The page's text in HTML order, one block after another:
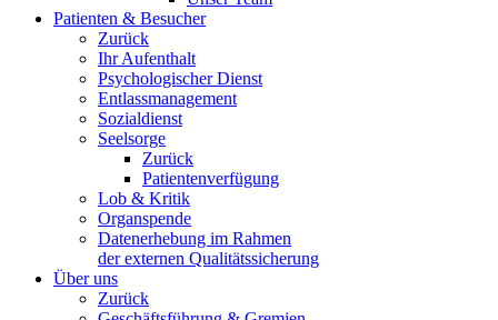
Patienten & Besucher
Zurück
Ihr Aufenthalt
Psychologischer Dienst
Entlassmanagement
Sozialdienst
Seelsorge
Zurück
Patientenverfügung
Lob & Kritik
Organspende
Datenerhebung im Rahmen
der externen Qualitätssicherung
Über uns
Zurück